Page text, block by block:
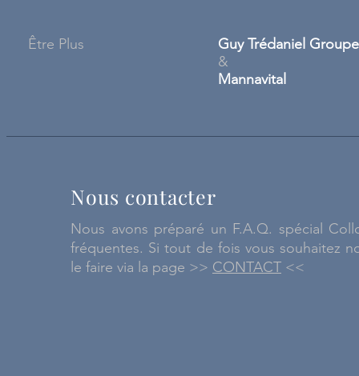
Être Plus
Guy Trédaniel Groupe
&
Mannavital
Nous contacter
Nous avons préparé un F.A.Q. spécial
fréquentes. Si tout de fois vous souhaitez
le faire via la page >> CONTACT <<